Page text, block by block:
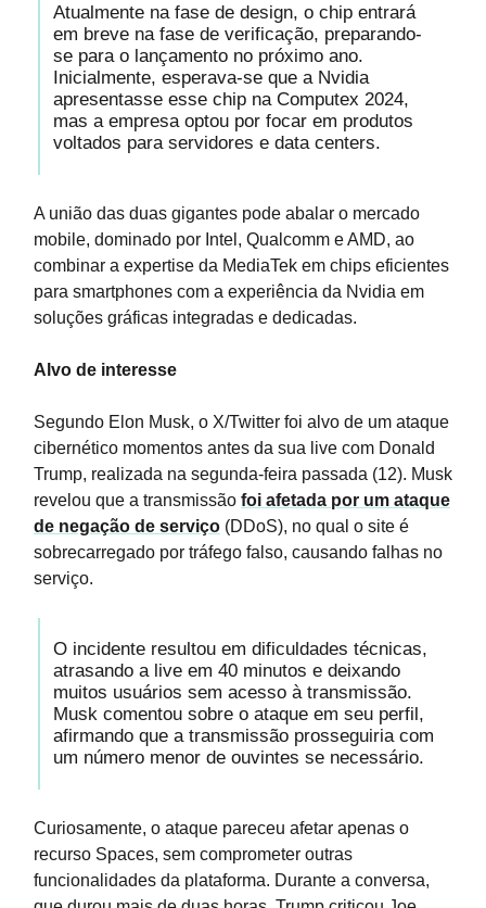
Atualmente na fase de design, o chip entrará
em breve na fase de verificação, preparando-
se para o lançamento no próximo ano.
Inicialmente, esperava-se que a Nvidia
apresentasse esse chip na Computex 2024,
mas a empresa optou por focar em produtos
voltados para servidores e data centers.
A união das duas gigantes pode abalar o mercado
mobile, dominado por Intel, Qualcomm e AMD, ao
combinar a expertise da MediaTek em chips eficientes
para smartphones com a experiência da Nvidia em
soluções gráficas integradas e dedicadas.
Alvo de interesse
Segundo Elon Musk, o X/Twitter foi alvo de um ataque
cibernético momentos antes da sua live com Donald
Trump, realizada na segunda-feira passada (12). Musk
revelou que a transmissão foi afetada por um ataque
de negação de serviço (DDoS), no qual o site é
sobrecarregado por tráfego falso, causando falhas no
serviço.
O incidente resultou em dificuldades técnicas,
atrasando a live em 40 minutos e deixando
muitos usuários sem acesso à transmissão.
Musk comentou sobre o ataque em seu perfil,
afirmando que a transmissão prosseguiria com
um número menor de ouvintes se necessário.
Curiosamente, o ataque pareceu afetar apenas o
recurso Spaces, sem comprometer outras
funcionalidades da plataforma. Durante a conversa,